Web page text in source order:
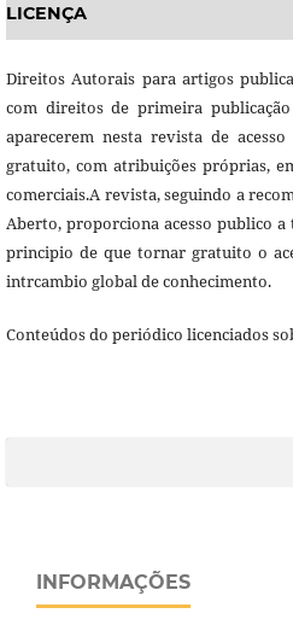
LICENÇA
Direitos Autorais para artigos
com direitos de primeira
aparecerem nesta revista de
gratuito, com atribuições próprias,
comerciais.A revista, seguindo a
Aberto, proporciona acesso publico
principio de que tornar gratuito o
intrcambio global de conhecimento.
Conteúdos do periódico licenciados
INFORMAÇÕES